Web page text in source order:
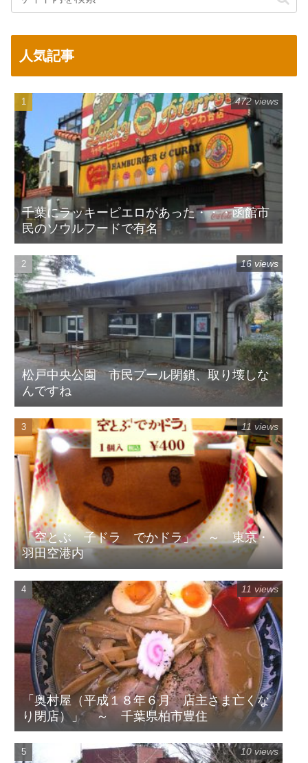
人気記事
千葉にラッキーピエロがあった・・・函館市
民のソウルフードで有名
472 views
松戸中央公園 市民プール閉鎖、取り壊しな
んですね
16 views
「空とぶ 子ドラ でかドラ」 ～ 東京・
羽田空港内
11 views
「奥村屋（平成１８年６月 店主さま亡くな
り閉店）」 ～ 千葉県柏市豊住
11 views
10 views